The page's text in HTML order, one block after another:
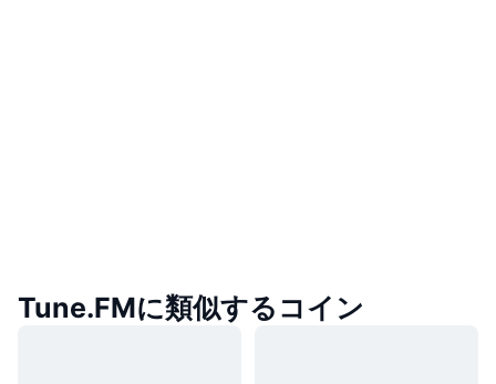
Tune.FMに類似するコイン